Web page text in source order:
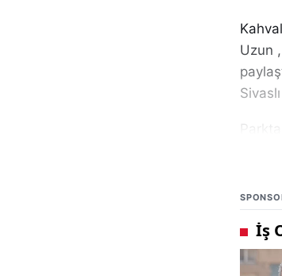
Uzun
ve
“Bu
ve